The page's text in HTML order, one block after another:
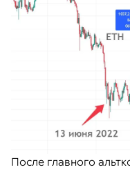
После главного